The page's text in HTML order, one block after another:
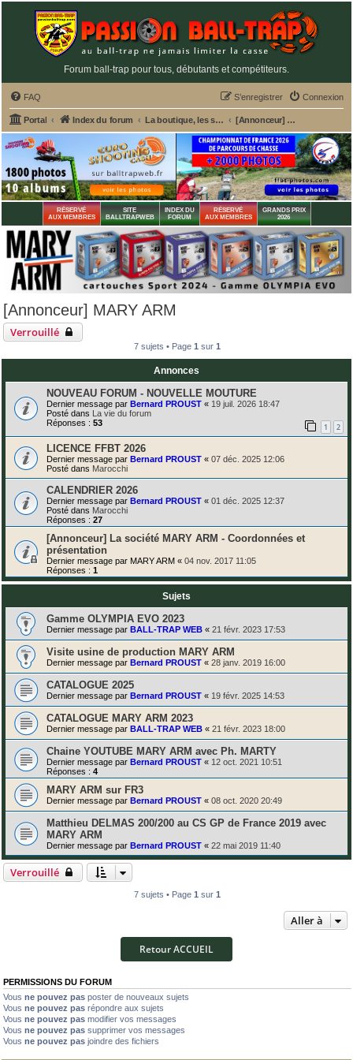
Forum ball-trap pour tous, débutants et compétiteurs.
FAQ Connexion
S’enregistrer
Portal Index du forum La boutique, les services et annonceurs PASSION BALL-TRAP [Annonceur] MARY ARM
RÉSERVÉ
AUX MEMBRES
SITE
BALLTRAPWEB
INDEX DU
FORUM
RÉSERVÉ
AUX MEMBRES
GRANDS PRIX
2026
[Annonceur] MARY ARM
Verrouillé
7 sujets • Page 1 sur 1
Annonces
NOUVEAU FORUM - NOUVELLE MOUTURE
Dernier message par Bernard PROUST « 19 juil. 2026 18:47
Posté dans La vie du forum
Réponses : 53 1 2
LICENCE FFBT 2026
Dernier message par Bernard PROUST « 07 déc. 2025 12:06
Posté dans Marocchi
CALENDRIER 2026
Dernier message par Bernard PROUST « 01 déc. 2025 12:37
Posté dans Marocchi
Réponses : 27
[Annonceur] La société MARY ARM - Coordonnées et
présentation
Dernier message par MARY ARM « 04 nov. 2017 11:05
Réponses : 1
Sujets
Gamme OLYMPIA EVO 2023
Dernier message par BALL-TRAP WEB « 21 févr. 2023 17:53
Visite usine de production MARY ARM
Dernier message par Bernard PROUST « 28 janv. 2019 16:00
CATALOGUE 2025
Dernier message par Bernard PROUST « 19 févr. 2025 14:53
CATALOGUE MARY ARM 2023
Dernier message par BALL-TRAP WEB « 21 févr. 2023 18:00
Chaine YOUTUBE MARY ARM avec Ph. MARTY
Dernier message par Bernard PROUST « 12 oct. 2021 10:51
Réponses : 4
MARY ARM sur FR3
Dernier message par Bernard PROUST « 08 oct. 2020 20:49
Matthieu DELMAS 200/200 au CS GP de France 2019 avec
MARY ARM
Dernier message par Bernard PROUST « 22 mai 2019 11:40
Verrouillé
7 sujets • Page 1 sur 1
Aller à
Retour ACCUEIL
PERMISSIONS DU FORUM
Vous ne pouvez pas poster de nouveaux sujets
Vous ne pouvez pas répondre aux sujets
Vous ne pouvez pas modifier vos messages
Vous ne pouvez pas supprimer vos messages
Vous ne pouvez pas joindre des fichiers